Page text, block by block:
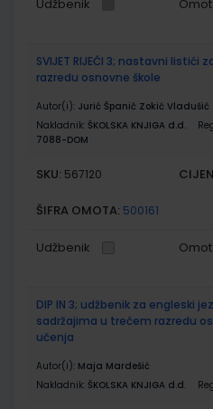
Udžbenik Omot
SVIJET RIJEČI 3; nastavni listići
razredu osnovne škole
Autor(i): Jurić Španić Zokić Vladušić
Nakladnik: ŠKOLSKA KNJIGA d.d.
7088-DOM
SKU: 567120
ŠIFRA OMOTA: 500161
Udžbenik Omot
DIP IN 3; udžbenik za engleski
sadržajima u trećem razredu
učenja
Autor(i): Maja Mardešić
Nakladnik: ŠKOLSKA KNJIGA d.d.